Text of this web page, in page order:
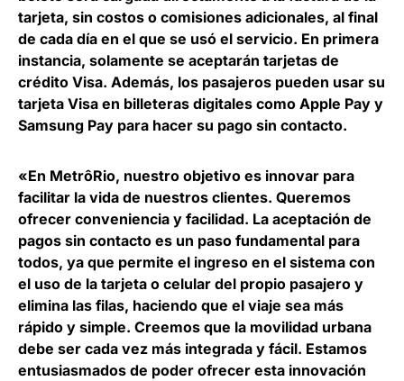
tarjeta, sin costos o comisiones adicionales, al final
de cada día en el que se usó el servicio. En primera
instancia, solamente se aceptarán tarjetas de
crédito Visa. Además, los pasajeros pueden usar su
tarjeta Visa en billeteras digitales como Apple Pay y
Samsung Pay para hacer su pago sin contacto.
«En MetrôRio, nuestro objetivo es innovar para
facilitar la vida de nuestros clientes. Queremos
ofrecer conveniencia y facilidad. La aceptación de
pagos sin contacto es un paso fundamental para
todos, ya que permite el ingreso en el sistema con
el uso de la tarjeta o celular del propio pasajero y
elimina las filas, haciendo que el viaje sea más
rápido y simple. Creemos que la movilidad urbana
debe ser cada vez más integrada y fácil. Estamos
entusiasmados de poder ofrecer esta innovación